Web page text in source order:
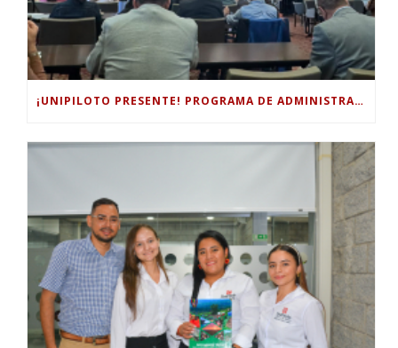
¡UNIPILOTO PRESENTE! PROGRAMA DE ADMINISTRACIÓN TURÍSTICA Y HOTELERA PARTICIPÓ EN EL FORO INTERNACIONAL DE TURISMO “COLOMBIA, UN MUNDO MÁGICO POR EXPLORAR”